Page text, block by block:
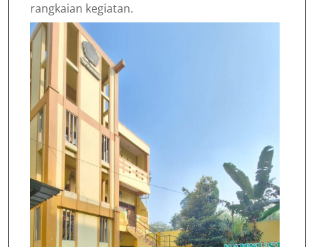
rangkaian kegiatan.